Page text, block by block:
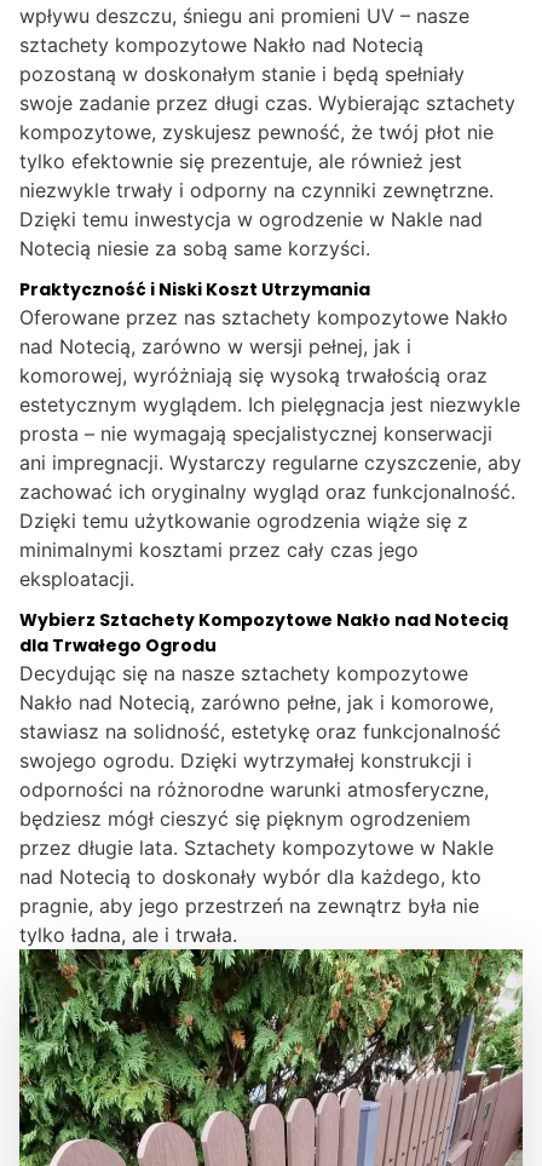
wpływu deszczu, śniegu ani promieni UV – nasze
sztachety kompozytowe Nakło nad Notecią
pozostaną w doskonałym stanie i będą spełniały
swoje zadanie przez długi czas. Wybierając sztachety
kompozytowe, zyskujesz pewność, że twój płot nie
tylko efektownie się prezentuje, ale również jest
niezwykle trwały i odporny na czynniki zewnętrzne.
Dzięki temu inwestycja w ogrodzenie w Nakle nad
Notecią niesie za sobą same korzyści.
Praktyczność i Niski Koszt Utrzymania
Oferowane przez nas sztachety kompozytowe Nakło
nad Notecią, zarówno w wersji pełnej, jak i
komorowej, wyróżniają się wysoką trwałością oraz
estetycznym wyglądem. Ich pielęgnacja jest niezwykle
prosta – nie wymagają specjalistycznej konserwacji
ani impregnacji. Wystarczy regularne czyszczenie, aby
zachować ich oryginalny wygląd oraz funkcjonalność.
Dzięki temu użytkowanie ogrodzenia wiąże się z
minimalnymi kosztami przez cały czas jego
eksploatacji.
Wybierz Sztachety Kompozytowe Nakło nad Notecią
dla Trwałego Ogrodu
Decydując się na nasze sztachety kompozytowe
Nakło nad Notecią, zarówno pełne, jak i komorowe,
stawiasz na solidność, estetykę oraz funkcjonalność
swojego ogrodu. Dzięki wytrzymałej konstrukcji i
odporności na różnorodne warunki atmosferyczne,
będziesz mógł cieszyć się pięknym ogrodzeniem
przez długie lata. Sztachety kompozytowe w Nakle
nad Notecią to doskonały wybór dla każdego, kto
pragnie, aby jego przestrzeń na zewnątrz była nie
tylko ładna, ale i trwała.